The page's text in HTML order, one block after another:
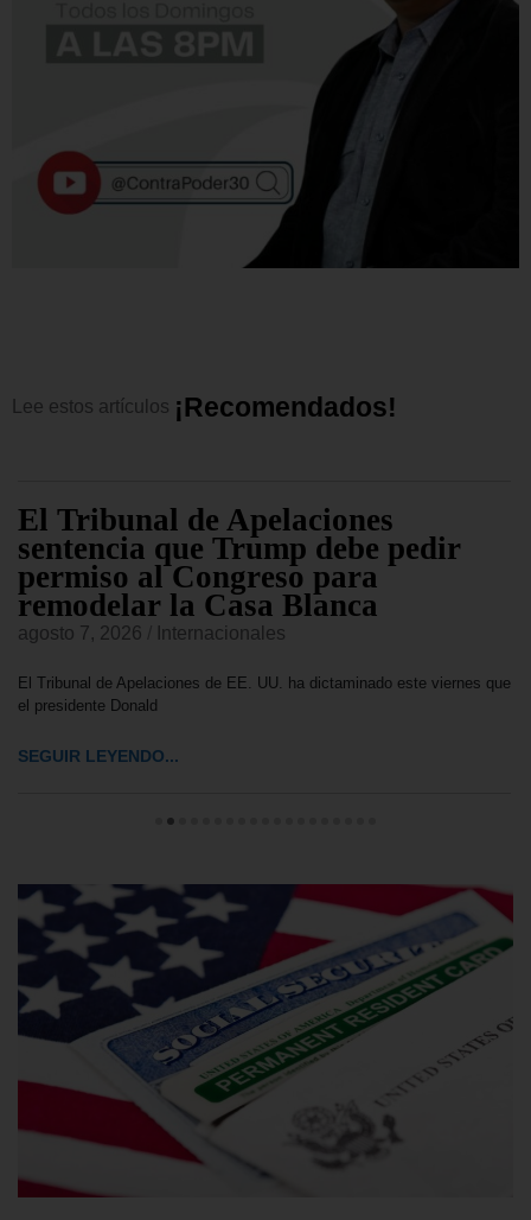
Lee estos artículos ¡Recomend ad os!
El Tribunal de Apelaciones
sentencia que Trump debe pedir
permiso al Congreso para
remodelar la Casa Blanca
agosto 7, 2026 Internacionales
El Tribunal de Apelaciones de EE. UU. ha dictaminado este viernes que
el presidente Donald
SEGUIR LEYENDO...